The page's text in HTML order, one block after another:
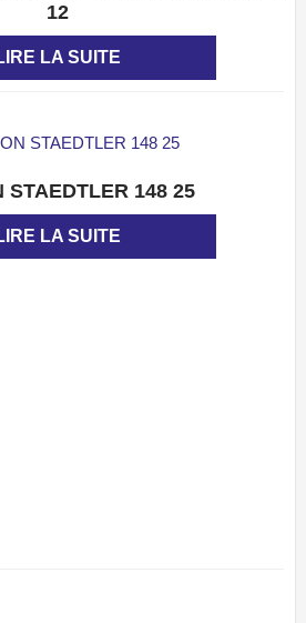
12
LA SUITE
STAEDTLER 148 25
LA SUITE